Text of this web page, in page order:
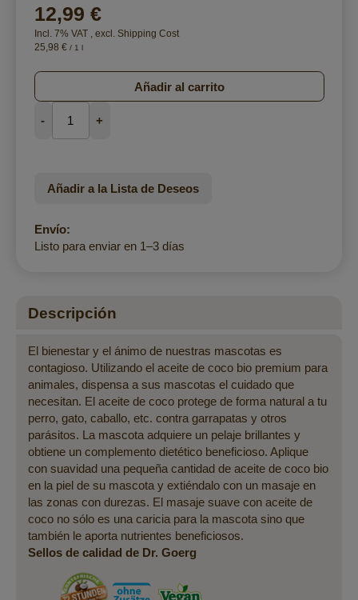
12,99 €
Incl. 7% VAT excl. Shipping Cost
25,98 €/ 1 l
Añadir al carrito
- +
Añadir a la Lista de Deseos
Envío:
Listo para enviar en 1–3 días
Descripción
El bienestar y el ánimo de nuestras mascotas es
contagioso. Utilizando el aceite de coco bio premium para
animales, dispensa a sus mascotas el cuidado que
necesitan. El aceite de coco protege de forma natural a tu
perro, gato, caballo, etc. contra garrapatas y otros
parásitos. La mascota adquiere un pelaje brillantes y
obtiene un complemento dietético beneficioso. Aplique
con suavidad una pequeña cantidad de aceite de coco bio
en la piel de su mascota y extiéndalo con un masaje en
las zonas con durezas. El masaje suave con aceite de
coco no sólo es una caricia para la mascota sino que
también le aporta nutrientes beneficiosos.
Sellos de calidad de Dr. Goerg